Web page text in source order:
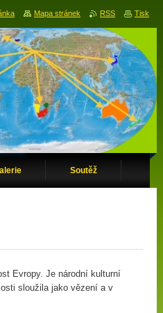
Soutěž
Evropy. Je národní kulturní
sloužila jako vězení a v
Mapa stránek RSS Tisk